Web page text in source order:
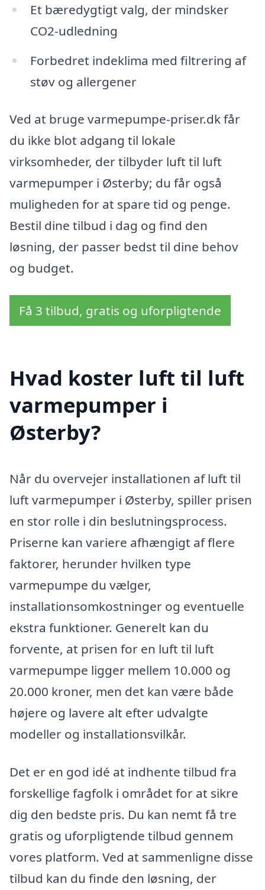
Et bæredygtigt valg, der mindsker
CO2-udledning
Forbedret indeklima med filtrering af
støv og allergener
Ved at bruge varmepumpe-priser.dk får
du ikke blot adgang til lokale
virksomheder, der tilbyder luft til luft
varmepumper i Østerby; du får også
muligheden for at spare tid og penge.
Bestil dine tilbud i dag og find den
løsning, der passer bedst til dine behov
og budget.
Få 3 tilbud, gratis og uforpligtende
Hvad koster luft til luft
varmepumper i
Østerby?
Når du overvejer installationen af luft til
luft varmepumper i Østerby, spiller prisen
en stor rolle i din beslutningsprocess.
Priserne kan variere afhængigt af flere
faktorer, herunder hvilken type
varmepumpe du vælger,
installationsomkostninger og eventuelle
ekstra funktioner. Generelt kan du
forvente, at prisen for en luft til luft
varmepumpe ligger mellem 10.000 og
20.000 kroner, men det kan være både
højere og lavere alt efter udvalgte
modeller og installationsvilkår.
Det er en god idé at indhente tilbud fra
forskellige fagfolk i området for at sikre
dig den bedste pris. Du kan nemt få tre
gratis og uforpligtende tilbud gennem
vores platform. Ved at sammenligne disse
tilbud kan du finde den løsning, der